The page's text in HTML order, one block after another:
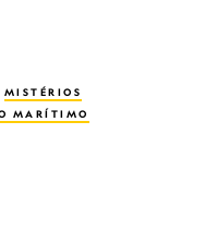
MISTÉRIOS
MARÍTIMO